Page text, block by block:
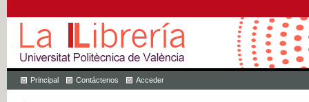
Principal Contáctenos Acceder